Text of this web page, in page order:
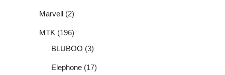
Marvell (2)
MTK (196)
BLUBOO (3)
Elephone (17)